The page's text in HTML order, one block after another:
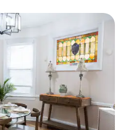
appréciés